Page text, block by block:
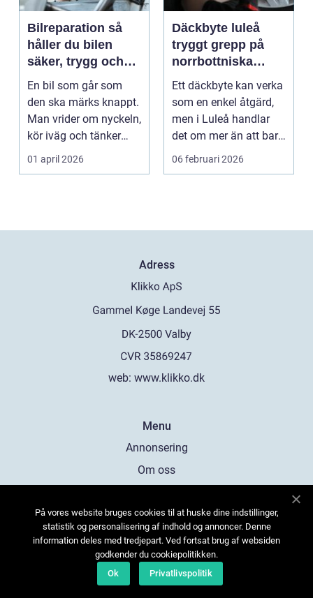
Bilreparation så
håller du bilen
säker, trygg och
ekonomisk
En bil som går som
den ska märks knappt.
Man vrider om nyckeln,
kör iväg och tänker
inte mer på det....
01 april 2026
Däckbyte luleå
tryggt grepp på
norrbottniska
vägar
Ett däckbyte kan verka
som en enkel åtgärd,
men i Luleå handlar
det om mer än att bara
byta gummi mo...
06 februari 2026
Adress
web: www.klikko.dk
Menu
Annonsering
Om oss
Kontakta oss
Sitemap
På vores website bruges cookies til at huske dine indstillinger,
statistik og personalisering af indhold og annoncer. Denne
information deles med tredjepart. Ved fortsat brug af websiden
godkender du cookiepolitikken.
Ok
Privatlivspolitik